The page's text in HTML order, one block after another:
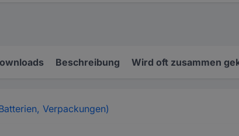
Beschreibung Wird oft zusammen
Verpackungen)